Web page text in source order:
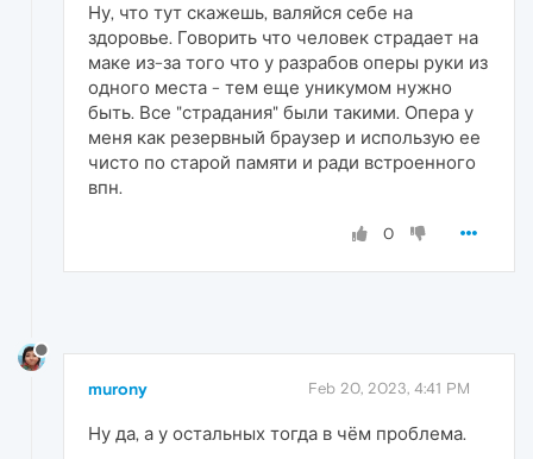
Ну, что тут скажешь, валяйся себе на
здоровье. Говорить что человек страдает на
маке из-за того что у разрабов оперы руки из
одного места - тем еще уникумом нужно
быть. Все "страдания" были такими. Опера у
меня как резервный браузер и использую ее
чисто по старой памяти и ради встроенного
впн.
0
murony Feb 20, 2023, 4:41 PM
Ну да, а у остальных тогда в чём проблема.